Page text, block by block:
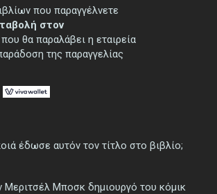
έδωσε αυτόν τον τίτλο στο βιβλίο;
Μεριτσέλ Μποσκ δημιουργό του κόμικ
που παραγγέλνετε
στον
θα παραλάβει η εταιρεία
της παραγγελίας